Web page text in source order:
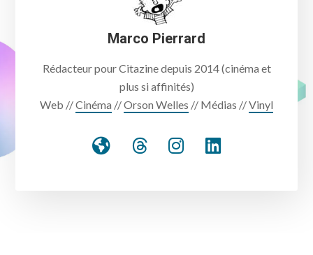
Marco Pierrard
Rédacteur pour Citazine depuis 2014 (cinéma et
plus si affinités)
Web //Cinéma //Orson Welles // Médias //Vinyl